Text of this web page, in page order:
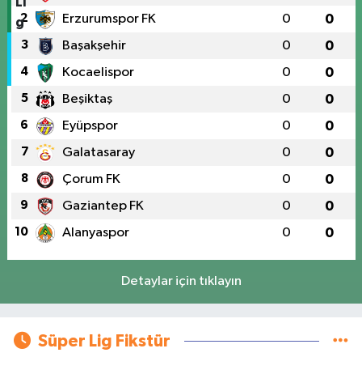
2 Erzurumspor FK 0 0
3 Başakşehir 0 0
4 Kocaelispor 0 0
5 Beşiktaş 0 0
6 Eyüpspor 0 0
7 Galatasaray 0 0
8 Çorum FK 0 0
9 Gaziantep FK 0 0
10 Alanyaspor 0 0
Detaylar için tıklayın
Süper Lig Fikstür